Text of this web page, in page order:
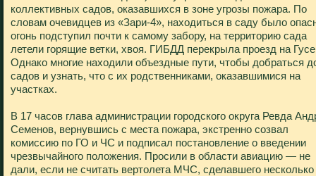
коллективных садов, оказавшихся в зоне угрозы пожара. По
словам очевидцев из «Зари-4», находиться в саду было
огонь подступил почти к самому забору, на территорию сада
летели горящие ветки, хвоя. ГИБДД перекрыла проезд на
Однако многие находили объездные пути, чтобы добраться
садов и узнать, что с их родственниками, оказавшимися на
участках.
В 17 часов глава администрации городского округа Ревда
Семенов, вернувшись с места пожара, экстренно созвал
комиссию по ГО и ЧС и подписал постановление о введении
чрезвычайного положения. Просили в области авиацию — не
дали, если не считать вертолета МЧС, сделавшего несколько